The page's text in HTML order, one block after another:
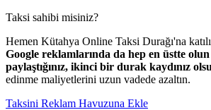
Taksi sahibi misiniz?
Hemen Kütahya Online Taksi Durağı'na
Google reklamlarında da hep en üstte
paylaştığınız, ikinci bir durak kaydınız
edinme maliyetlerini uzun vadede azaltın.
Taksini Reklam Havuzuna Ekle